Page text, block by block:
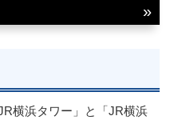
横浜タワー」と「JR横浜